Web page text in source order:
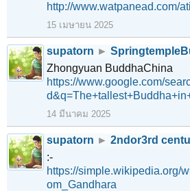
http://www.watpanead.com/
15 เมษายน 2025
supatorn ►
Zhongyuan BuddhaChina
https://www.google.com/
14 มีนาคม 2025
supatorn ► 2ndor3rd
:-
https://simple.wikipedia.org/
om_Gandhara